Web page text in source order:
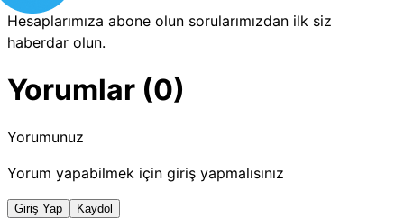
Hesaplarımıza abone olun sorularımızdan ilk siz
haberdar olun.
Yorumlar (0)
Yorumunuz
Yorum yapabilmek için giriş yapmalısınız
Giriş Yap Kaydol